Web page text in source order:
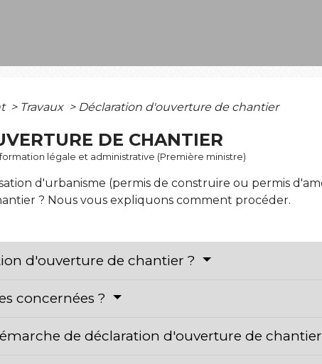
> Travaux > Déclaration d'ouverture de chantier
DE CHANTIER
légale et administrative (Première ministre)
d'urbanisme (permis de construire ou permis
? Nous vous expliquons comment procéder.
d'ouverture de chantier ?
concernées ?
de déclaration d'ouverture de